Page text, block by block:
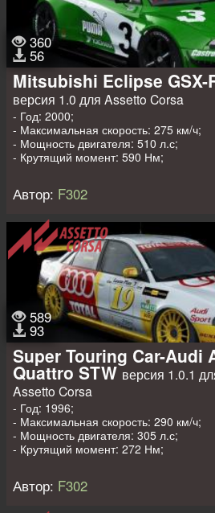
360
56
Mitsubishi Eclipse GSX-
версия 1.0 для Assetto Corsa
- Год: 2000;
- Максимальная скорость: 275 км/ч;
- Мощность двигателя: 510 л.с;
- Крутящий момент: 590 Нм;
Автор: F302
589
93
Super Touring Car-Audi
Quattro STW версия 1.0.1
Assetto Corsa
- Год: 1996;
- Максимальная скорость: 290 км/ч;
- Мощность двигателя: 305 л.с;
- Крутящий момент: 272 Нм;
Автор: F302